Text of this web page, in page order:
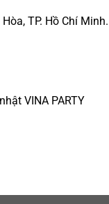
TP. Hồ Chí Minh.
VINA PARTY